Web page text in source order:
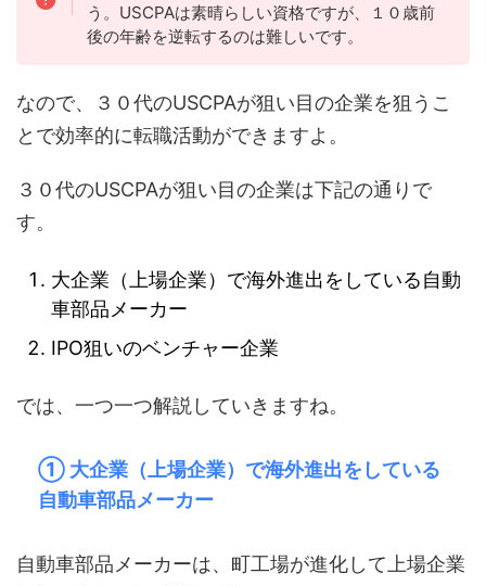
う。USCPAは素晴らしい資格ですが、１０歳前
後の年齢を逆転するのは難しいです。
なので、３０代のUSCPAが狙い目の企業を狙うこ
とで効率的に転職活動ができますよ。
３０代のUSCPAが狙い目の企業は下記の通りで
す。
大企業（上場企業）で海外進出をしている自動
車部品メーカー
IPO狙いのベンチャー企業
では、一つ一つ解説していきますね。
① 大企業（上場企業）で海外進出をしている
自動車部品メーカー
自動車部品メーカーは、町工場が進化して上場企業